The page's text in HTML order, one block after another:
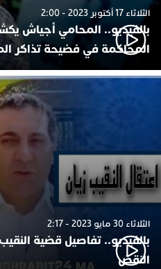
الثلاثاء 17 أكتوبر 2023 - 2:00
بالفيديو.. المحامي أجياش
المحاكمة في فضيحة تذاكر
الثلاثاء 30 مايو 2023 - 2:17
بالفيديو.. تفاصيل قضية
النقض